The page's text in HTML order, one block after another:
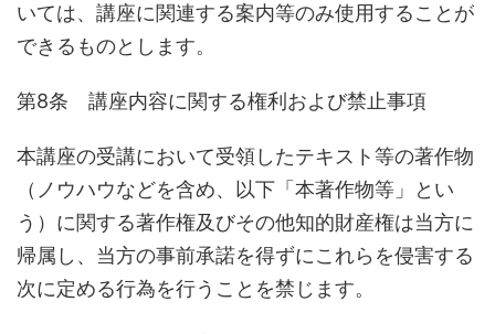
いては、講座に関連する案内等のみ使用することが
できるものとします。
第8条 講座内容に関する権利および禁止事項
本講座の受講において受領したテキスト等の著作物
（ノウハウなどを含め、以下「本著作物等」とい
う）に関する著作権及びその他知的財産権は当方に
帰属し、当方の事前承諾を得ずにこれらを侵害する
次に定める行為を行うことを禁じます。